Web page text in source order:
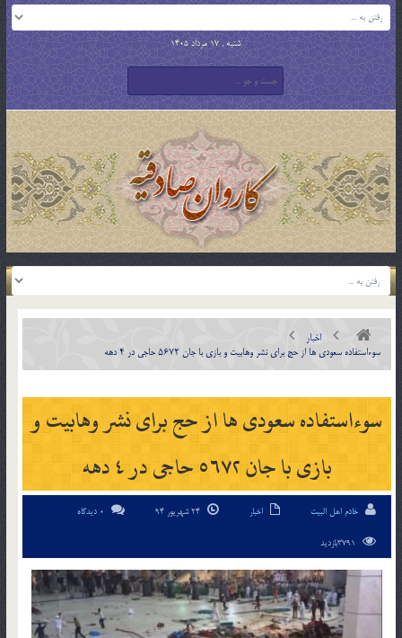
شنبه , 17 مرداد 1405
اخبار
سوءاستفاده سعودی ها از حج برای نشر وهابیت و بازی با جان ۵۶۷۲ حاجی در ۴ دهه
سوءاستفاده سعودی ها از حج برای نشر وهابیت و
بازی با جان ۵۶۷۲ حاجی در ۴ دهه
خادم اهل البیت اخبار 0 دیدگاه